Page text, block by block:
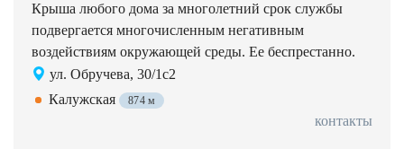
Крыша любого дома за многолетний срок службы
подвергается многочисленным негативным
воздействиям окружающей среды. Ее беспрестанно.
ул. Обручева, 30/1с2
Калужская
874 м
контакты